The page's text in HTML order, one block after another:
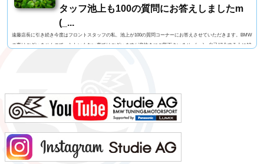
タッフ池上も100の質問にお答えしましたm
(_...
遠藤店長に引き続き今度はフロントスタッフの私、池上が100の質問コーナーにお答えさせていただきます。BMW
の事はございませんので、たわいもない事ではございますが息抜きにご覧下さいませm(_ _)m自己紹介する人に10